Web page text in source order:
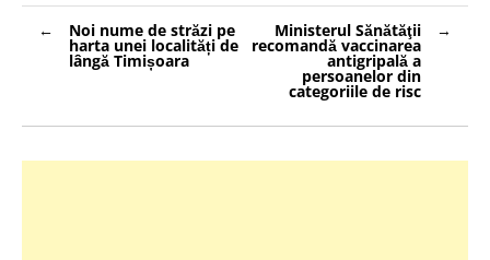
Navigare
în
articole
Noi nume de străzi pe
harta unei localități de
lângă Timișoara
Ministerul Sănătăţii
recomandă vaccinarea
antigripală a
persoanelor din
categoriile de risc